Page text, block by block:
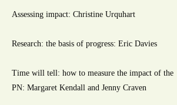
Assessing impact: Christine Urquhart
Research: the basis of progress: Eric Davies
Time will tell: how to measure the impact of the
PN: Margaret Kendall and Jenny Craven